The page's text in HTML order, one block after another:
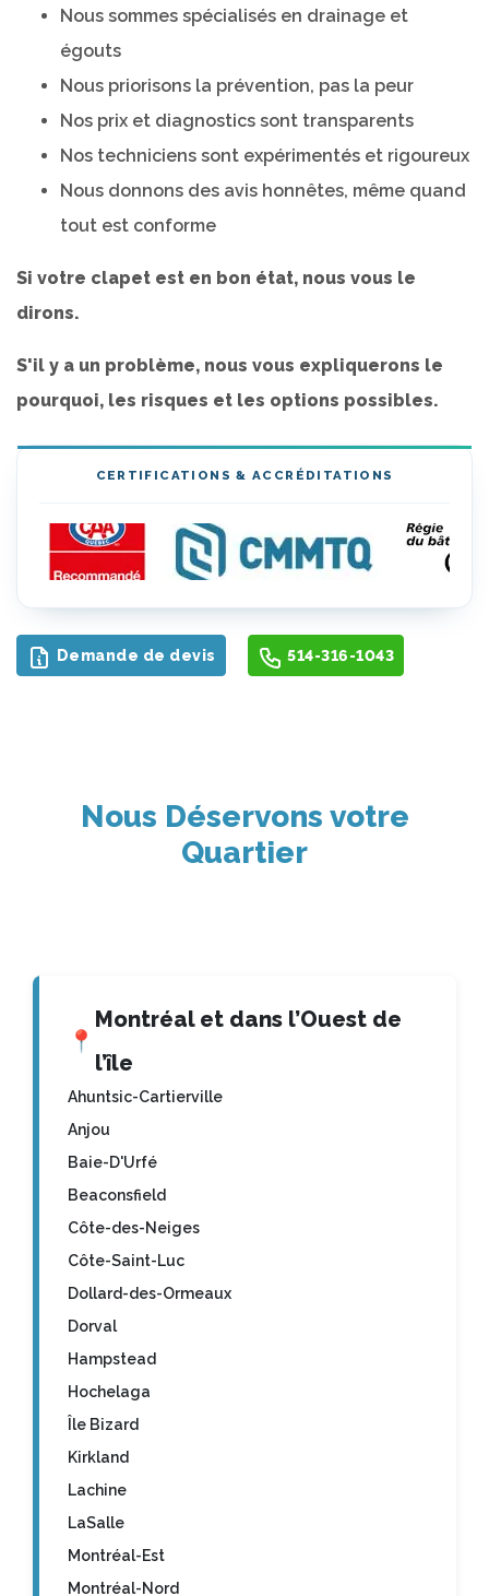
Nous sommes spécialisés en drainage et
égouts
Nous priorisons la prévention, pas la peur
Nos prix et diagnostics sont transparents
Nos techniciens sont expérimentés et rigoureux
Nous donnons des avis honnêtes, même quand
tout est conforme
Si votre clapet est en bon état, nous vous le
dirons.
S'il y a un problème, nous vous expliquerons le
pourquoi, les risques et les options possibles.
CERTIFICATIONS & ACCRÉDITATIONS
Demande de devis 514-316-1043
Nous Déservons votre
Quartier
📍
Montréal et dans l’Ouest de
l’île
Ahuntsic-Cartierville
Anjou
Baie-D'Urfé
Beaconsfield
Côte-des-Neiges
Côte-Saint-Luc
Dollard-des-Ormeaux
Dorval
Hampstead
Hochelaga
Île Bizard
Kirkland
Lachine
LaSalle
Montréal-Est
Montréal-Nord